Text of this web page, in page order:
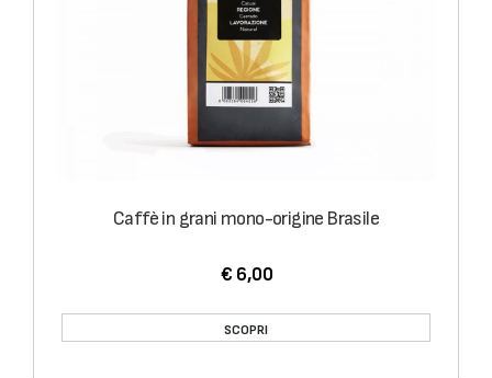
Caffè in grani mono-origine Brasile
€ 6,00
SCOPRI